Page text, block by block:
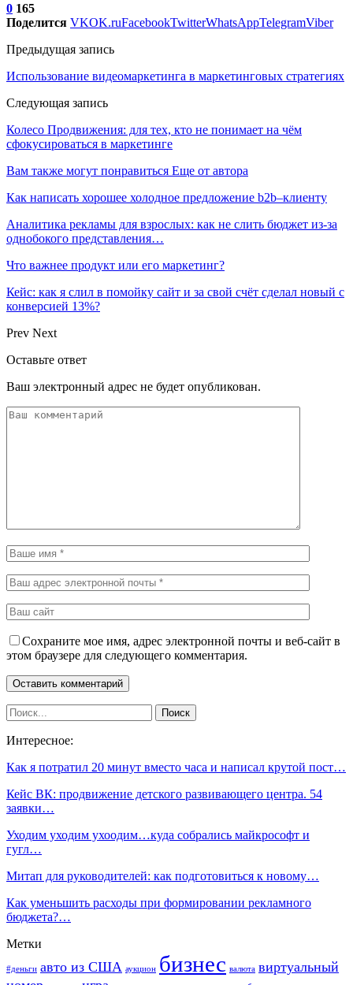
0 165
Поделится VKOK.ruFacebookTwitterWhatsAppTelegramViber
Предыдущая запись
Использование видеомаркетинга в маркетинговых стратегиях
Следующая запись
Колесо Продвижения: для тех, кто не понимает на чём
сфокусироваться в маркетинге
Вам также могут понравиться Еще от автора
Как написать хорошее холодное предложение b2b–клиенту
Аналитика рекламы для взрослых: как не слить бюджет из-за
однобокого представления…
Что важнее продукт или его маркетинг?
Кейс: как я слил в помойку сайт и за свой счёт сделал новый с
конверсией 13%?
Prev Next
Оставьте ответ
Ваш электронный адрес не будет опубликован.
Сохраните мое имя, адрес электронной почты и веб-сайт в
этом браузере для следующего комментария.
Интересное:
Как я потратил 20 минут вместо часа и написал крутой пост…
Кейс ВК: продвижение детского развивающего центра. 54
заявки…
Уходим уходим ухоодим…куда собрались майкрософт и
гугл…
Митап для руководителей: как подготовиться к новому…
Как уменьшить расходы при формировании рекламного
бюджета?…
Метки
#деньги авто из США аукцион бизнес валюта виртуальный